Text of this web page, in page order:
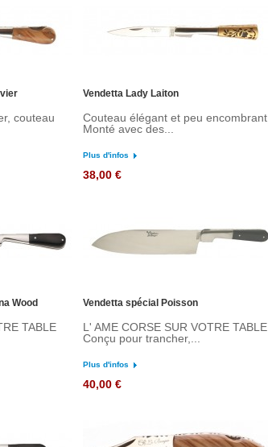
couteau
Vendetta Lady Laiton
Couteau élégant et peu encombrant,
Monté avec des...
Plus d'infos
38,00 €
Wood
TABLE
Vendetta spécial Poisson
L' AME CORSE SUR VOTRE TABLE
Conçu pour trancher,...
Plus d'infos
40,00 €